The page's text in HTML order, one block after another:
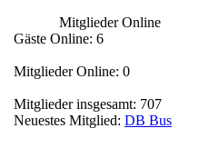
Mitglieder Online
Gäste Online: 6
Mitglieder Online: 0
Mitglieder insgesamt: 707
Neuestes Mitglied: DB Bus